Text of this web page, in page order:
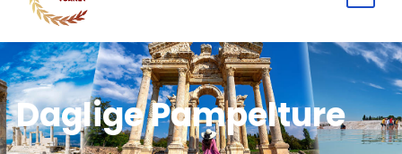
Daglige Pampelture